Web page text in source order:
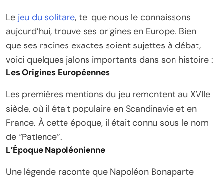
Le jeu du solitare, tel que nous le connaissons
aujourd’hui, trouve ses origines en Europe. Bien
que ses racines exactes soient sujettes à débat,
voici quelques jalons importants dans son histoire :
Les Origines Européennes
Les premières mentions du jeu remontent au XVIIe
siècle, où il était populaire en Scandinavie et en
France. À cette époque, il était connu sous le nom
de “Patience”.
L’Époque Napoléonienne
Une légende raconte que Napoléon Bonaparte